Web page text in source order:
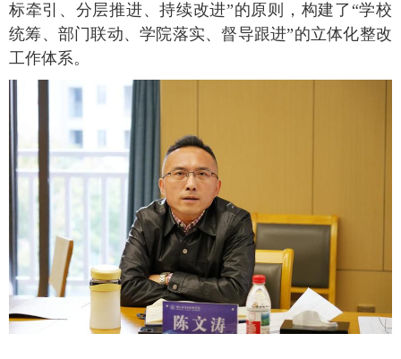
标牵引、分层推进、持续改进”的原则，构建了“学校
统筹、部门联动、学院落实、督导跟进”的立体化整改
工作体系。